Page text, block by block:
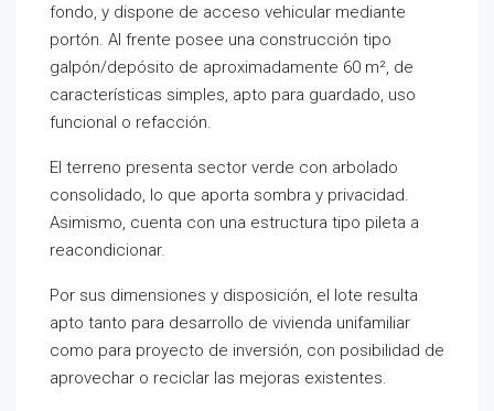
fondo, y dispone de acceso vehicular mediante
portón. Al frente posee una construcción tipo
galpón/depósito de aproximadamente 60 m², de
características simples, apto para guardado, uso
funcional o refacción.
El terreno presenta sector verde con arbolado
consolidado, lo que aporta sombra y privacidad.
Asimismo, cuenta con una estructura tipo pileta a
reacondicionar.
Por sus dimensiones y disposición, el lote resulta
apto tanto para desarrollo de vivienda unifamiliar
como para proyecto de inversión, con posibilidad de
aprovechar o reciclar las mejoras existentes.